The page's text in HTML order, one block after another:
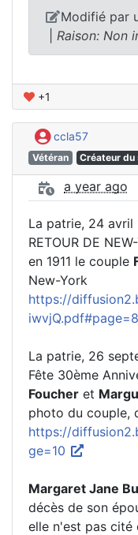
Modifié par
Raison: Non
+1
ccla57
Vétéran Créateur du
a year ago
La patrie, 24 avril
RETOUR DE
en 1911 le couple
New-York
https://
iwvjQ.pdf#page=8
La patrie, 26
Fête 30ème
Foucher et
photo du couple,
https://
ge=10
Margaret Jane
décès de son
elle n'est pas cité